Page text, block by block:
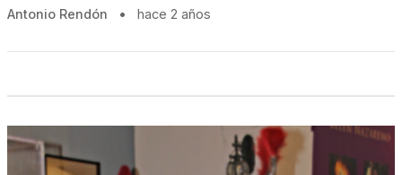
Antonio Rendón • hace 2 años